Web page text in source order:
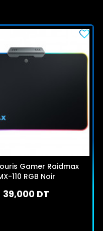
Gamer Raidmax
110 RGB Noir
39,000 DT